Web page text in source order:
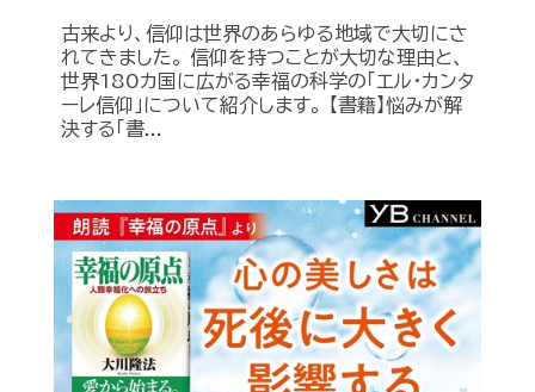
古来より、信仰は世界のあらゆる地域で大切にさ
れてきました。 信仰を持つことが大切な理由と、
世界180カ国に広がる幸福の科学の「エル・カンタ
ーレ信仰」について紹介します。 【書籍】悩みが解
決する「書...